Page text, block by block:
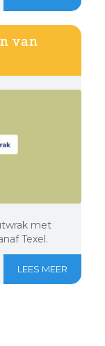
van
met
Texel.
LEES MEER